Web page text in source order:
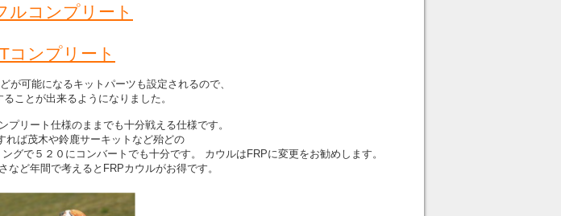
ルコンプリート
コンプリート
が可能になるキットパーツも設定されるので、
ことが出来るようになりました。
リート仕様のままでも十分戦える仕様です。
れば茂木や鈴鹿サーキットなど殆どの
グで５２０にコンバートでも十分です。 カウルはFRPに変更をお勧めします。
ど年間で考えるとFRPカウルがお得です。